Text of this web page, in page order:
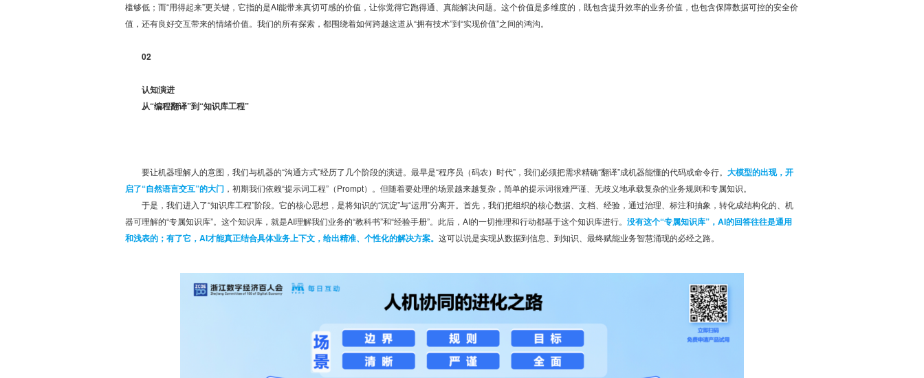
槛够低；而“用得起来”更关键，它指的是AI能带来真切可感的价值，让你觉得它跑得通、真能解决问题。这个价值是多维度的，既包含提升效率的业务价值，也包含保障数据可控的安全价
值，还有良好交互带来的情绪价值。我们的所有探索，都围绕着如何跨越这道从“拥有技术”到“实现价值”之间的鸿沟。
02
认知演进
从“编程翻译”到“知识库工程”
要让机器理解人的意图，我们与机器的“沟通方式”经历了几个阶段的演进。最早是“程序员（码农）时代”，我们必须把需求精确“翻译”成机器能懂的代码或命令行。 大模型的出现，开
启了“自然语言交互”的大门 ，初期我们依赖“提示词工程”（Prompt）。但随着要处理的场景越来越复杂，简单的提示词很难严谨、无歧义地承载复杂的业务规则和专属知识。
于是，我们进入了“知识库工程”阶段。它的核心思想，是将知识的“沉淀”与“运用”分离开。首先，我们把组织的核心数据、文档、经验，通过治理、标注和抽象，转化成结构化的、机
器可理解的“专属知识库”。这个知识库，就是AI理解我们业务的“教科书”和“经验手册”。此后，AI的一切推理和行动都基于这个知识库进行。 没有这个“专属知识库”，AI的回答往往是通用
和浅表的；有了它，AI才能真正结合具体业务上下文，给出精准、个性化的解决方案。 这可以说是实现从数据到信息、到知识、最终赋能业务智慧涌现的必经之路。